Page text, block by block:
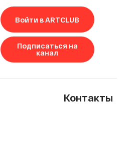
Войти в ARTCLUB
Подписаться на
канал
Контакты